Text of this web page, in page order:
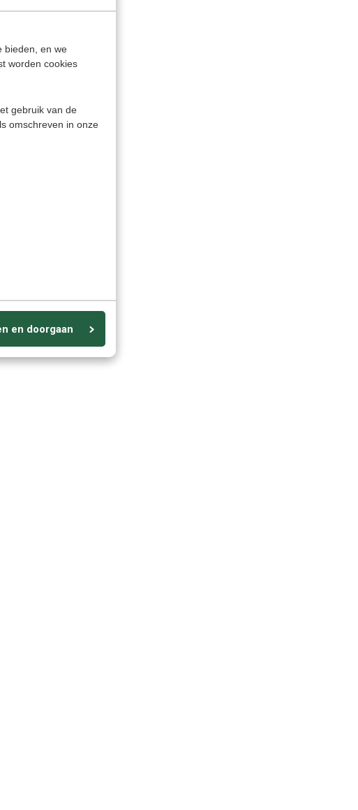
bieden, en we
worden cookies
gebruik van de
omschreven in onze
en doorgaan
- Boek + CD +